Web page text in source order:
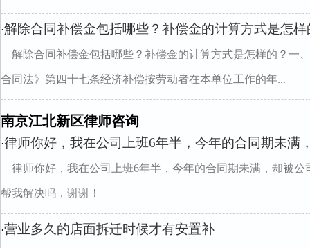
·解除合同补偿金包括哪些？补偿金的计算方式是怎样
解除合同补偿金包括哪些？补偿金的计算方式是怎样的？一
合同法》第四十七条经济补偿按劳动者在本单位工作的年...
南京江北新区律师咨询
·律师你好，我在公司上班6年半，今年的合同期未满
律师你好，我在公司上班6年半，今年的合同期未满，却被
帮我解决吗，谢谢！
·营业多久的店面拆迁时候才有安置补